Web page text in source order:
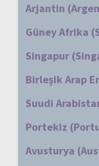
Arjantin
Güney Afrika
Singapur
Birleşik Arap
Suudi
Portekiz
Avusturya